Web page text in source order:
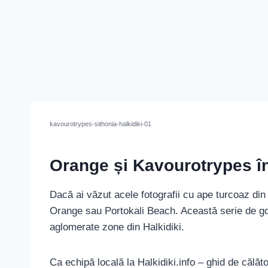
kavourotrypes-sithonia-halkidiki-01
Orange și Kavourotrypes
Dacă ai văzut acele fotografii cu ape turcoaz
Orange sau Portokali Beach. Această serie de
aglomerate zone din Halkidiki.
Ca echipă locală la Halkidiki.info – ghid de